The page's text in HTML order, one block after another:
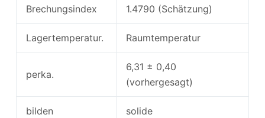
Brechungsindex 1.4790 (Schätzung)
Lagertemperatur. Raumtemperatur
perka.
6,31 ± 0,40
(vorhergesagt)
bilden solide